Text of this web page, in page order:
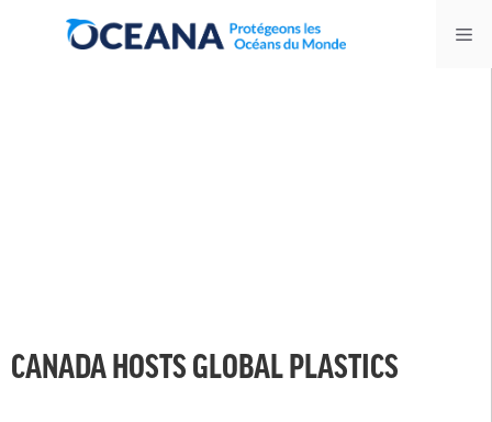
CANADA HOSTS GLOBAL PLASTICS